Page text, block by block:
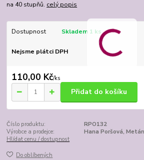
na 40 stupňů. celý popis
Dostupnost Skladem 1 ks
Nejsme plátci DPH
110,00 Kč/ks
Přidat do košíku
Číslo produktu:
RPO132
Výrobce a prodejce:
Hana Poršová,
Hlídat cenu / dostupnost
Do oblíbených